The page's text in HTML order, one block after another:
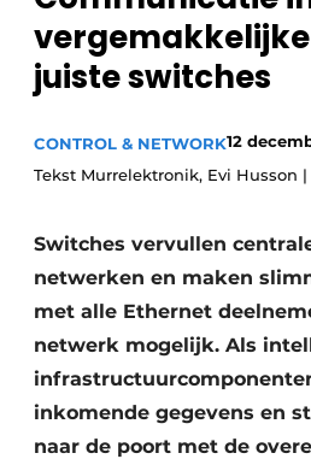
Privacy / Cookie
Vacature aanmelden
Video’s
juiste switches
CONTROL & NETWORK12
Tekst Murrelektronik, Evi Husson
Switches vervullen
netwerken en maken
met alle Ethernet
netwerk mogelijk. Als
inkomende gegevens en
naar de poort met de